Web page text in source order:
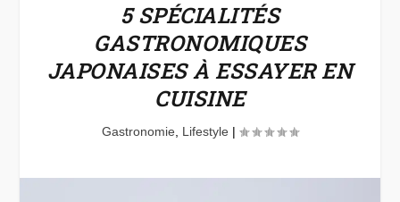
5 SPÉCIALITÉS
GASTRONOMIQUES
JAPONAISES À ESSAYER EN
CUISINE
Gastronomie Lifestyle |